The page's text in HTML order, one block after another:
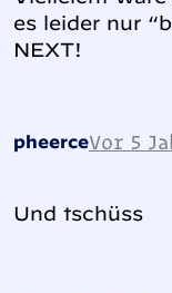
es leider nur
NEXT!
pheerceVor 5
Und tschüss